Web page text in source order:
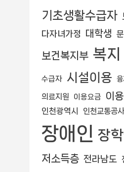
기초생활수급자
다자녀가정 대학생
보건복지부 복지
수급자 시설이용
의료지원 이용요금 이
인천광역시 인천교통공사
장애인 장
저소득층 전라남도